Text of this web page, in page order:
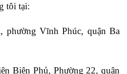
tôi tại:
phường Vĩnh Phúc, quận Ba
Biên Phủ, Phường 22, quận